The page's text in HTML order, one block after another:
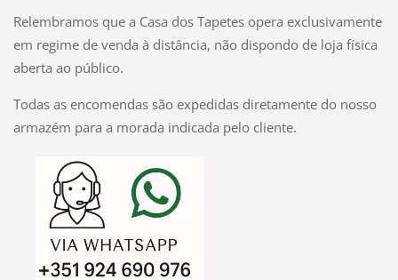
Relembramos que a Casa dos Tapetes opera exclusivamente
em regime de venda à distância, não dispondo de loja física
aberta ao público.
Todas as encomendas são expedidas diretamente do nosso
armazém para a morada indicada pelo cliente.